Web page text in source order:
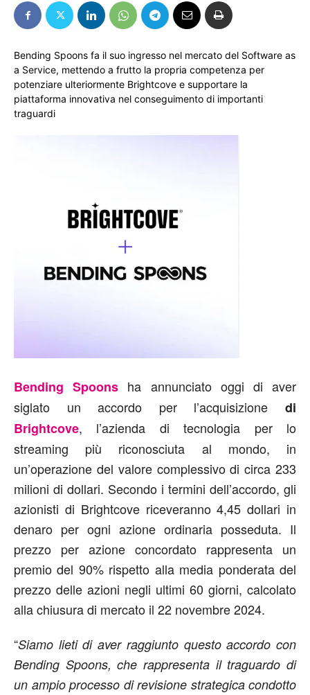
Bending Spoons fa il suo ingresso nel mercato del Software as
a Service, mettendo a frutto la propria competenza per
potenziare ulteriormente Brightcove e supportare la
piattaforma innovativa nel conseguimento di importanti
traguardi
Bending Spoons ha annunciato oggi di aver
siglato un accordo per l’acquisizione di
Brightcove, l’azienda di tecnologia per lo
streaming più riconosciuta al mondo, in
un’operazione del valore complessivo di circa 233
milioni di dollari. Secondo i termini dell’accordo, gli
azionisti di Brightcove riceveranno 4,45 dollari in
denaro per ogni azione ordinaria posseduta. Il
prezzo per azione concordato rappresenta un
premio del 90% rispetto alla media ponderata del
prezzo delle azioni negli ultimi 60 giorni, calcolato
alla chiusura di mercato il 22 novembre 2024.
“Siamo lieti di aver raggiunto questo accordo con
Bending Spoons, che rappresenta il traguardo di
un ampio processo di revisione strategica condotto